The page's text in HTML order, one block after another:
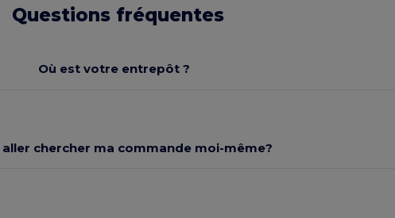
Questions fréquentes
Où est votre entrepôt ?
aller chercher ma commande moi-même?